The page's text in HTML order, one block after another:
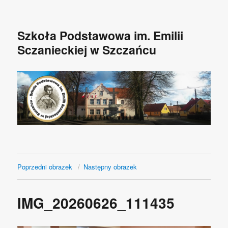
Szkoła Podstawowa im. Emilii
Sczanieckiej w Szczańcu
Poprzedni obrazek Następny obrazek
IMG_20260626_111435